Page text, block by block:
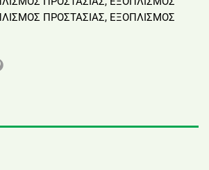
ΠΡΟΣΤΑΣΙΑΣ, ΕΞΟΠΛΙΣΜΟΣ